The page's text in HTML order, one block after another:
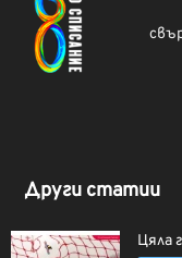
Други статии
Цяла